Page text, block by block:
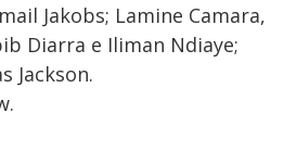
Jakobs; Lamine Camara,
Diarra e Iliman Ndiaye;
Jackson.